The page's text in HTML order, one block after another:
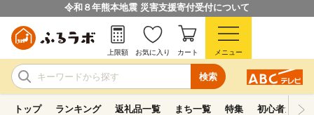
令和８年熊本地震 災害支援寄付受付について
検索
上限額 お気に入り カート メニュー
トップ ランキング 返礼品一覧 まち一覧 特集 初心者ガイド